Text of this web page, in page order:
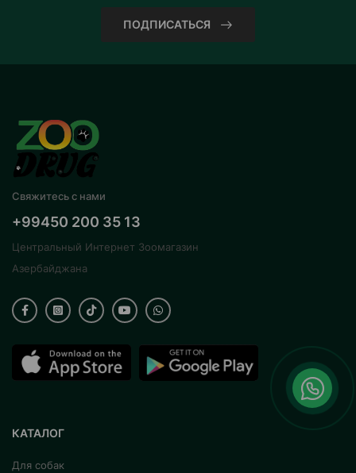
ПОДПИСАТЬСЯ
Свяжитесь с нами
+99450 200 35 13
Центральный Интернет Зоомагазин
Азербайджана
КАТАЛОГ
Для собак